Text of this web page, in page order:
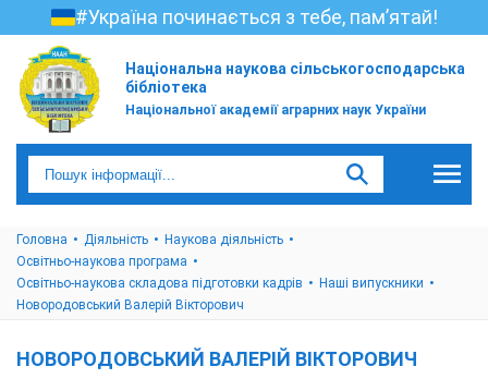
#Україна починається з тебе, пам’ятай!
Національна наукова сільськогосподарська
бібліотека
Національної академії аграрних наук України
Головна Діяльність
Наукова діяльність
Освітньо-наукова програма
Освітньо-наукова складова підготовки кадрів
Наші випускники
Новородовський Валерій Вікторович
НОВОРОДОВСЬКИЙ ВАЛЕРІЙ ВІКТОРОВИЧ